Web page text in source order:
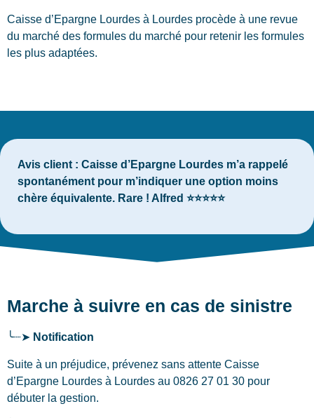
Caisse d’Epargne Lourdes à Lourdes procède à une revue
du marché des formules du marché pour retenir les formules
les plus adaptées.
Avis client : Caisse d’Epargne Lourdes m’a rappelé
spontanément pour m’indiquer une option moins
chère équivalente. Rare ! Alfred ⭐⭐⭐⭐⭐
Marche à suivre en cas de sinistre
╰┈➤ Notification
Suite à un préjudice, prévenez sans attente Caisse
d’Epargne Lourdes à Lourdes au 0826 27 01 30 pour
débuter la gestion.